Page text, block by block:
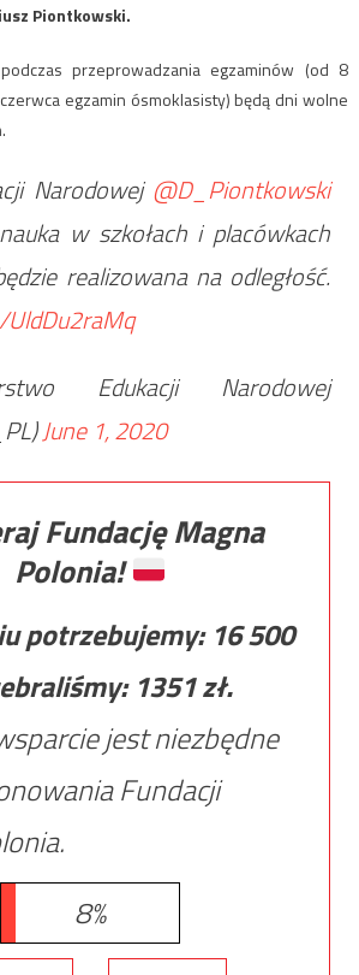
Piontkowski.
przeprowadzania egzaminów (od 8
egzamin ósmoklasisty) będą dni wolne
Narodowej @D_Piontkowski
w szkołach i placówkach
realizowana na odległość.
Edukacji Narodowej
June 1, 2020
Fundację Magna
Polonia!
potrzebujemy: 16 500
1351zł.
jest niezbędne
Fundacji
8%